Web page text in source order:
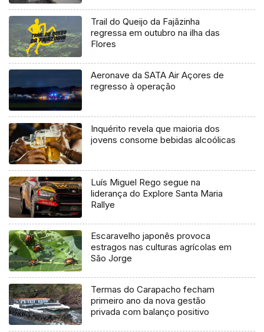
Trail do Queijo da Fajãzinha
regressa em outubro na ilha das
Flores
Aeronave da SATA Air Açores de
regresso à operação
Inquérito revela que maioria dos
jovens consome bebidas alcoólicas
Luís Miguel Rego segue na
liderança do Explore Santa Maria
Rallye
Escaravelho japonês provoca
estragos nas culturas agrícolas em
São Jorge
Termas do Carapacho fecham
primeiro ano da nova gestão
privada com balanço positivo